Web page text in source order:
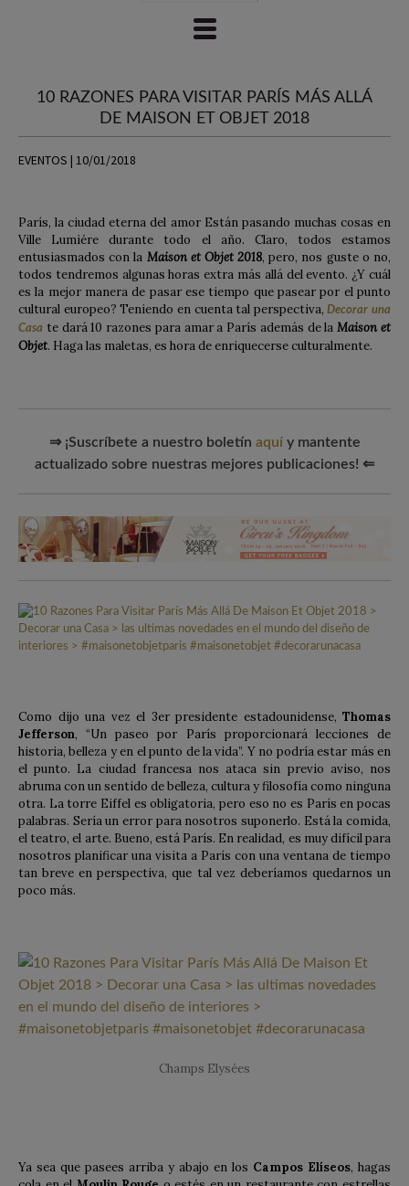
10 RAZONES PARA VISITAR PARÍS MÁS ALLÁ
DE MAISON ET OBJET 2018
EVENTOS | 10/01/2018
París, la ciudad eterna del amor Están pasando muchas cosas en
Ville Lumiére durante todo el año. Claro, todos estamos
entusiasmados con la Maison et Objet 2018, pero, nos guste o no,
todos tendremos algunas horas extra más allá del evento. ¿Y cuál
es la mejor manera de pasar ese tiempo que pasear por el punto
cultural europeo? Teniendo en cuenta tal perspectiva,Decorar una
Casa te dará 10 razones para amar a París además de laMaison et
Objet. Haga las maletas, es hora de enriquecerse culturalmente.
⇒ ¡Suscríbete a nuestro boletín aquíy mantente
actualizado sobre nuestras mejores publicaciones! ⇐
Como dijo una vez el 3er presidente estadounidense, Thomas
Jefferson, “Un paseo por París proporcionará lecciones de
historia, belleza y en el punto de la vida”. Y no podría estar más en
el punto. La ciudad francesa nos ataca sin previo aviso, nos
abruma con un sentido de belleza, cultura y filosofía como ninguna
otra. La torre Eiffel es obligatoria, pero eso no es París en pocas
palabras. Sería un error para nosotros suponerlo. Está la comida,
el teatro, el arte. Bueno, está París. En realidad, es muy difícil para
nosotros planificar una visita a París con una ventana de tiempo
tan breve en perspectiva, que tal vez deberíamos quedarnos un
poco más.
Champs Elysées
Ya sea que pasees arriba y abajo en los Campos Elíseos, hagas